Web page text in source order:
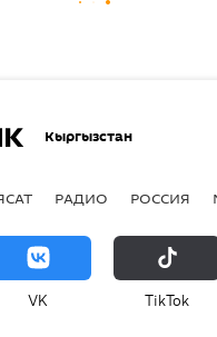
Кыргызстан
РАДИО РОССИЯ
VK ТikТоk